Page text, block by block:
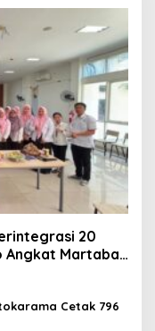
20
Angkat Martabat
Cetak 796